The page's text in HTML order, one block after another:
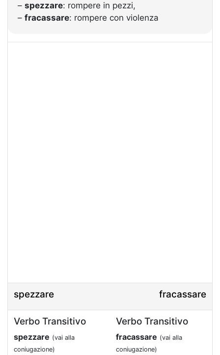
– spezzare: rompere in pezzi,
– fracassare: rompere con violenza
spezzare fracassare
Verbo Transitivo
spezzare (vai alla
coniugazione)
Verbo Transitivo
fracassare (vai alla
coniugazione)